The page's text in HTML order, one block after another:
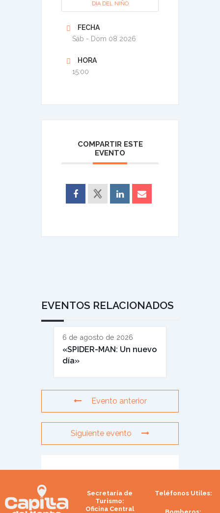
DIA DEL NIÑO
FECHA
Sáb - Dom 08 2026
HORA
15:00
COMPARTIR ESTE
EVENTO
EVENTOS RELACIONADOS
6 de agosto de 2026
«SPIDER-MAN: Un nuevo
día»
Evento anterior
Siguiente evento
Secretaría de
Turismo:
Oficina Central
Teléfonos Utiles: